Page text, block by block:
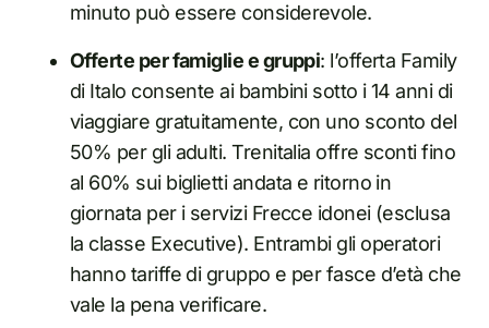
minuto può essere considerevole.
Offerte per famiglie e gruppi: l’offerta Family
di Italo consente ai bambini sotto i 14 anni di
viaggiare gratuitamente, con uno sconto del
50% per gli adulti. Trenitalia offre sconti fino
al 60% sui biglietti andata e ritorno in
giornata per i servizi Frecce idonei (esclusa
la classe Executive). Entrambi gli operatori
hanno tariffe di gruppo e per fasce d’età che
vale la pena verificare.